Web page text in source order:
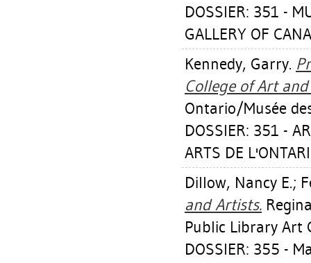
DOSSIER: 351 -
GALLERY OF
Kennedy, Garry.
College of Art and
Ontario/Musée
DOSSIER: 351 -
ARTS DE
Dillow, Nancy E.;
and Artists.
Public Library Art
DOSSIER: 355 -